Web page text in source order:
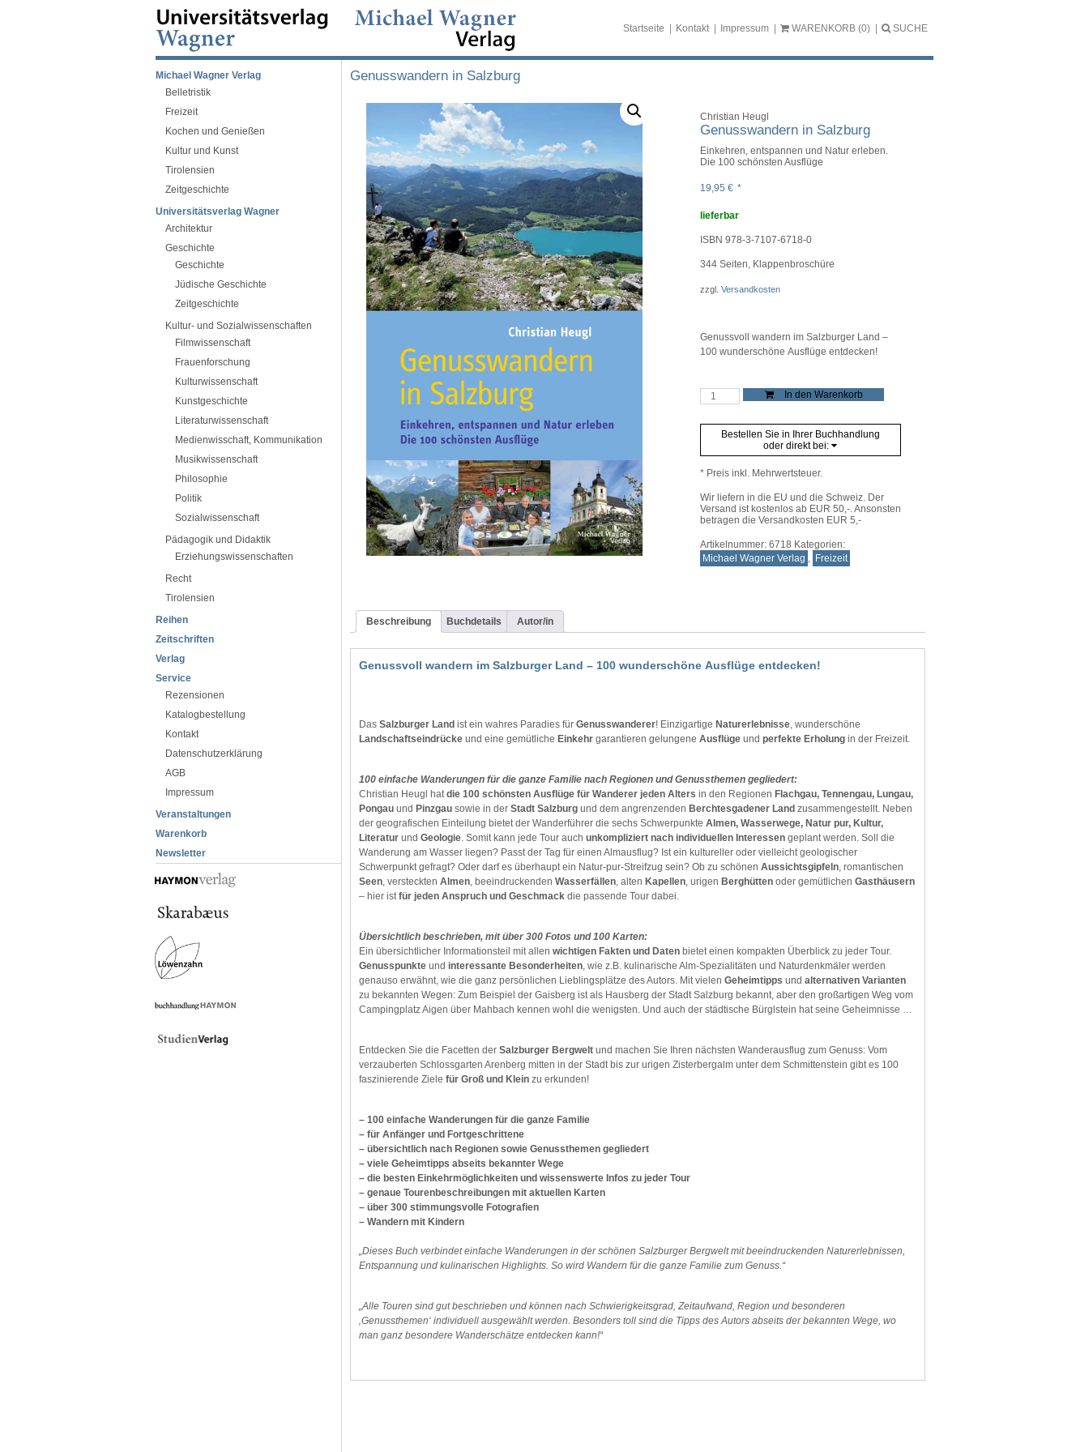
Startseite Kontakt Impressum WARENKORB (0) SUCHE
Michael Wagner Verlag
Belletristik
Freizeit
Kochen und Genießen
Kultur und Kunst
Tirolensien
Zeitgeschichte
Universitätsverlag Wagner
Architektur
Geschichte
Geschichte
Jüdische Geschichte
Zeitgeschichte
Kultur- und Sozialwissenschaften
Filmwissenschaft
Frauenforschung
Kulturwissenschaft
Kunstgeschichte
Literaturwissenschaft
Medienwisschaft, Kommunikation
Musikwissenschaft
Philosophie
Politik
Sozialwissenschaft
Pädagogik und Didaktik
Erziehungswissenschaften
Recht
Tirolensien
Reihen
Zeitschriften
Verlag
Service
Rezensionen
Katalogbestellung
Kontakt
Datenschutzerklärung
AGB
Impressum
Veranstaltungen
Warenkorb
Newsletter
Genusswandern in Salzburg
Christian Heugl
Genusswandern in Salzburg
Einkehren, entspannen und Natur erleben.
Die 100 schönsten Ausflüge
19,95 € *
lieferbar
ISBN 978-3-7107-6718-0
344Seiten, Klappenbroschüre
zzgl. Versandkosten
Genussvoll wandern im Salzburger Land –
100 wunderschöne Ausflüge entdecken!
Genusswandern
in
Menge
In den Warenkorb
Bestellen Sie in Ihrer Buchhandlung
oder direkt bei:
* Preis inkl. Mehrwertsteuer.
Wir liefern in die EU und die Schweiz. Der
Versand ist kostenlos ab EUR 50,-. Ansonsten
betragen die Versandkosten EUR 5,-
Artikelnummer: 6718 Kategorien:
Michael Wagner Verlag , Freizeit
Beschreibung Buchdetails Autor/in
Genussvoll wandern im Salzburger Land – 100 wunderschöne Ausflüge entdecken!
Das Salzburger Land ist ein wahres Paradies für Genusswanderer! Einzigartige Naturerlebnisse, wunderschöne
Landschaftseindrücke und eine gemütliche Einkehr garantieren gelungene Ausflüge und perfekte Erholung in der Freizeit.
100 einfache Wanderungen für die ganze Familie nach Regionen und Genussthemen gegliedert:
Christian Heugl hatdie 100 schönsten Ausflüge für Wanderer jeden Alters in den Regionen Flachgau, Tennengau, Lungau,
Pongau und Pinzgau sowie in der Stadt Salzburg und dem angrenzenden Berchtesgadener Land zusammengestellt. Neben
der geografischen Einteilung bietet der Wanderführer die sechs Schwerpunkte Almen, Wasserwege, Natur pur, Kultur,
Literatur und Geologie. Somit kann jede Tour auch unkompliziert nach individuellen Interessen geplant werden. Soll die
Wanderung am Wasser liegen? Passt der Tag für einen Almausflug? Ist ein kultureller oder vielleicht geologischer
Schwerpunkt gefragt? Oder darf es überhaupt ein Natur-pur-Streifzug sein? Ob zu schönen Aussichtsgipfeln, romantischen
Seen, versteckten Almen, beeindruckenden Wasserfällen, alten Kapellen, urigen Berghütten oder gemütlichen Gasthäusern
– hier istfür jeden Anspruch und Geschmack die passende Tour dabei.
Übersichtlich beschrieben, mit über 300 Fotos und 100 Karten:
Ein übersichtlicher Informationsteil mit allen wichtigen Fakten und Daten bietet einen kompakten Überblick zu jeder Tour.
Genusspunkte und interessante Besonderheiten, wie z.B. kulinarische Alm-Spezialitäten und Naturdenkmäler werden
genauso erwähnt, wie die ganz persönlichen Lieblingsplätze des Autors. Mit vielen Geheimtipps und alternativen Varianten
zu bekannten Wegen: Zum Beispiel der Gaisberg ist als Hausberg der Stadt Salzburg bekannt, aber den großartigen Weg vom
Campingplatz Aigen über Mahbach kennen wohl die wenigsten. Und auch der städtische Bürglstein hat seine Geheimnisse …
Entdecken Sie die Facetten der Salzburger Bergwelt und machen Sie Ihren nächsten Wanderausflug zum Genuss: Vom
verzauberten Schlossgarten Arenberg mitten in der Stadt bis zur urigen Zisterbergalm unter dem Schmittenstein gibt es 100
faszinierende Ziele für Groß und Klein zu erkunden!
– 100 einfache Wanderungen für die ganze Familie
– für Anfänger und Fortgeschrittene
– übersichtlich nach Regionen sowie Genussthemen gegliedert
– viele Geheimtipps abseits bekannter Wege
– die besten Einkehrmöglichkeiten und wissenswerte Infos zu jeder Tour
– genaue Tourenbeschreibungen mit aktuellen Karten
– über 300 stimmungsvolle Fotografien
– Wandern mit Kindern
„Dieses Buch verbindet einfache Wanderungen in der schönen Salzburger Bergwelt mit beeindruckenden Naturerlebnissen,
Entspannung und kulinarischen Highlights. So wird Wandern für die ganze Familie zum Genuss.“
„Alle Touren sind gut beschrieben und können nach Schwierigkeitsgrad, Zeitaufwand, Region und besonderen
‚Genussthemen‘ individuell ausgewählt werden. Besonders toll sind die Tipps des Autors abseits der bekannten Wege, wo
man ganz besondere Wanderschätze entdecken kann!“